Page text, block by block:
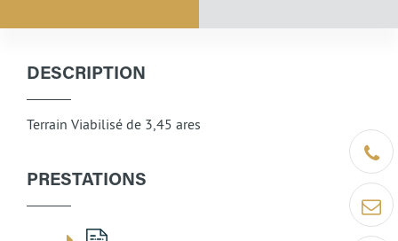
Être
Contact
DESCRIPTION
Terrain Viabilisé de 3,45 ares
PRESTATIONS